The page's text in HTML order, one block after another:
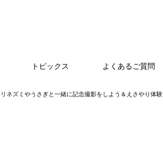
トピックス よくあるご質問
ネズミやうさぎと一緒に記念撮影をしよう＆えさやり体験